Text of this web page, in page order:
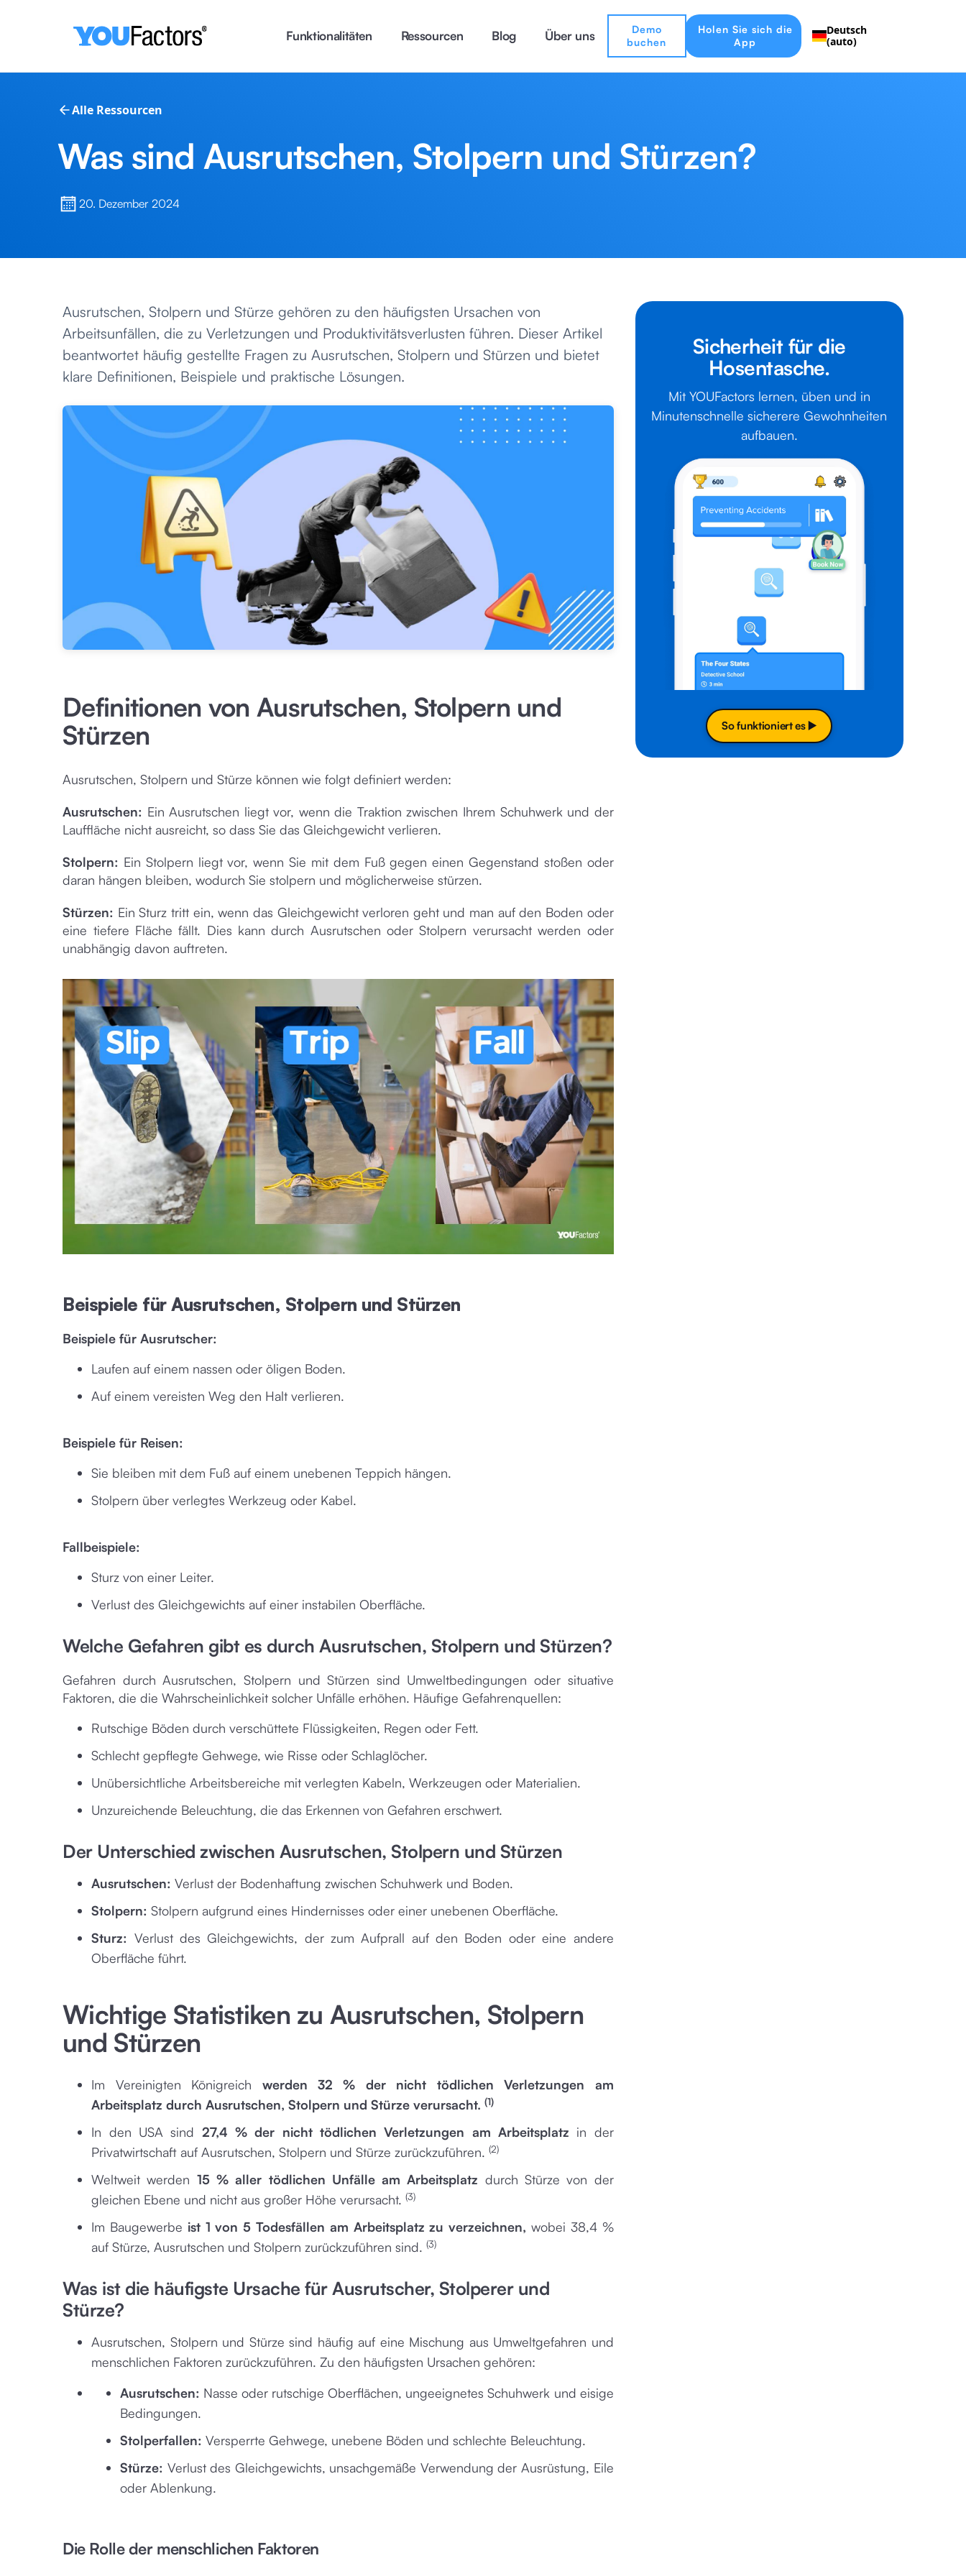
Funktionalitäten Ressourcen Blog Über uns
Demo
buchen
Holen Sie sich die
App
Deutsch
(auto)
Alle Ressourcen
Was sind Ausrutschen, Stolpern und Stürzen?
20. Dezember 2024
Ausrutschen, Stolpern und Stürze gehören zu den häufigsten Ursachen von
Arbeitsunfällen, die zu Verletzungen und Produktivitätsverlusten führen. Dieser Artikel
beantwortet häufig gestellte Fragen zu Ausrutschen, Stolpern und Stürzen und bietet
klare Definitionen, Beispiele und praktische Lösungen.
Definitionen von Ausrutschen, Stolpern und
Stürzen
Ausrutschen, Stolpern und Stürze können wie folgt definiert werden:
Ausrutschen: Ein Ausrutschen liegt vor, wenn die Traktion zwischen Ihrem Schuhwerk und der
Lauffläche nicht ausreicht, so dass Sie das Gleichgewicht verlieren.
Stolpern: Ein Stolpern liegt vor, wenn Sie mit dem Fuß gegen einen Gegenstand stoßen oder
daran hängen bleiben, wodurch Sie stolpern und möglicherweise stürzen.
Stürzen: Ein Sturz tritt ein, wenn das Gleichgewicht verloren geht und man auf den Boden oder
eine tiefere Fläche fällt. Dies kann durch Ausrutschen oder Stolpern verursacht werden oder
unabhängig davon auftreten.
Beispiele für Ausrutschen, Stolpern und Stürzen
Beispiele für Ausrutscher:
Laufen auf einem nassen oder öligen Boden.
Auf einem vereisten Weg den Halt verlieren.
Beispiele für Reisen:
Sie bleiben mit dem Fuß auf einem unebenen Teppich hängen.
Stolpern über verlegtes Werkzeug oder Kabel.
Fallbeispiele:
Sturz von einer Leiter.
Verlust des Gleichgewichts auf einer instabilen Oberfläche.
Welche Gefahren gibt es durch Ausrutschen, Stolpern und Stürzen?
Gefahren durch Ausrutschen, Stolpern und Stürzen sind Umweltbedingungen oder situative
Faktoren, die die Wahrscheinlichkeit solcher Unfälle erhöhen. Häufige Gefahrenquellen:
Rutschige Böden durch verschüttete Flüssigkeiten, Regen oder Fett.
Schlecht gepflegte Gehwege, wie Risse oder Schlaglöcher.
Unübersichtliche Arbeitsbereiche mit verlegten Kabeln, Werkzeugen oder Materialien.
Unzureichende Beleuchtung, die das Erkennen von Gefahren erschwert.
Der Unterschied zwischen Ausrutschen, Stolpern und Stürzen
Ausrutschen: Verlust der Bodenhaftung zwischen Schuhwerk und Boden.
Stolpern: Stolpern aufgrund eines Hindernisses oder einer unebenen Oberfläche.
Sturz: Verlust des Gleichgewichts, der zum Aufprall auf den Boden oder eine andere
Oberfläche führt.
Wichtige Statistiken zu Ausrutschen, Stolpern
und Stürzen
Im Vereinigten Königreich werden 32 % der nicht tödlichen Verletzungen am
Arbeitsplatz durch Ausrutschen, Stolpern und Stürze verursacht.(1)
In den USA sind 27,4 % der nicht tödlichen Verletzungen am Arbeitsplatz in der
Privatwirtschaft auf Ausrutschen, Stolpern und Stürze zurückzuführen.(2)
Weltweit werden 15 % aller tödlichen Unfälle am Arbeitsplatz durch Stürze von der
gleichen Ebene und nicht aus großer Höhe verursacht.(3)
Im Baugewerbe ist 1 von 5 Todesfällen am Arbeitsplatz zu verzeichnen, wobei 38,4 %
auf Stürze, Ausrutschen und Stolpern zurückzuführen sind.(3)
Was ist die häufigste Ursache für Ausrutscher, Stolperer und
Stürze?
Ausrutschen, Stolpern und Stürze sind häufig auf eine Mischung aus Umweltgefahren und
menschlichen Faktoren zurückzuführen. Zu den häufigsten Ursachen gehören:
Ausrutschen: Nasse oder rutschige Oberflächen, ungeeignetes Schuhwerk und eisige
Bedingungen.
Stolperfallen: Versperrte Gehwege, unebene Böden und schlechte Beleuchtung.
Stürze: Verlust des Gleichgewichts, unsachgemäße Verwendung der Ausrüstung, Eile
oder Ablenkung.
Die Rolle der menschlichen Faktoren
Sicherheit für die
Hosentasche.
Mit YOUFactors lernen, üben und in
Minutenschnelle sicherere Gewohnheiten
aufbauen.
So funktioniert es ▶️